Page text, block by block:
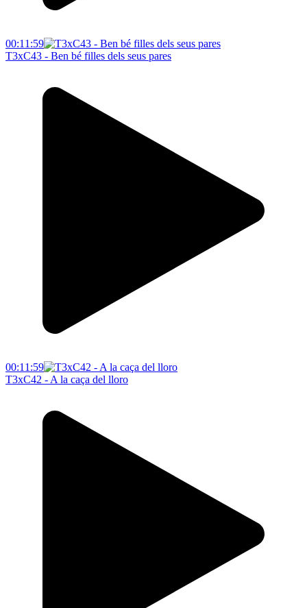
00:11:59
T3xC43 - Ben bé filles dels seus pares
00:11:59
T3xC42 - A la caça del lloro